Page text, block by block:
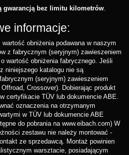
gwarancją bez limitu kilometrów.
informacje:
obniżenia podawana w naszym
z fabrycznym (seryjnym) zawieszeniem
wartość obniżenia fabrycznego. Jeśli
niniejszego katalogu nie są
(seryjnym) zawieszeniem
Crossover). Dobierając produkt
certyfikacie TÜV lub dokumencie ABE.
oznaczenia na otrzymanym
w TÜV lub dokumencie ABE
do pobrania na www.eibach.com) W
zestawu nie należy montować -
ze sprzedawcą. Montaż powinien
warsztacie, posiadającym